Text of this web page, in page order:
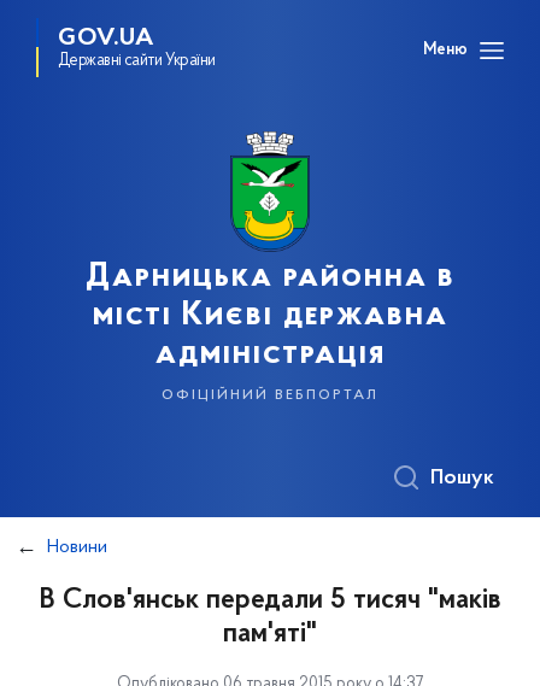
GOV.UA
Державні сайти України
Меню
Дарницька районна в
місті Києві державна
адміністрація
офіційний вебпортал
Пошук
Новини
В Слов'янськ передали 5 тисяч "маків
пам'яті"